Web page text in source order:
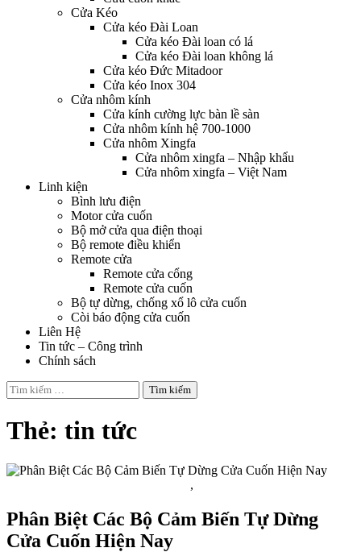
Cửa Kéo
Cửa kéo Đài Loan
Cửa kéo Đài loan có lá
Cửa kéo Đài loan không lá
Cửa kéo Đức Mitadoor
Cửa kéo Inox 304
Cửa nhôm kính
Cửa kính cường lực bàn lề sàn
Cửa nhôm kính hệ 700-1000
Cửa nhôm Xingfa
Cửa nhôm xingfa – Nhập khẩu
Cửa nhôm xingfa – Việt Nam
Linh kiện
Bình lưu điện
Motor cửa cuốn
Bộ mở cửa qua điện thoại
Bộ remote điều khiển
Remote cửa
Remote cửa cổng
Remote cửa cuốn
Bộ tự dừng, chống xổ lô cửa cuốn
Còi báo động cửa cuốn
Liên Hệ
Tin tức – Công trình
Chính sách
Tìm
kiếm
Thẻ: tin tức
,
Phân Biệt Các Bộ Cảm Biến Tự Dừng
Cửa Cuốn Hiện Nay